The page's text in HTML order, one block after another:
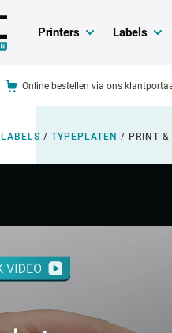
Printers Labels
Online bestellen via ons
LABELS / TYPEPLATEN / PRINT &